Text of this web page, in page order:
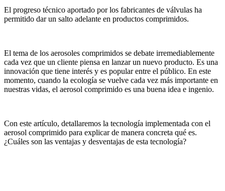
El progreso técnico aportado por los fabricantes de válvulas ha
permitido dar un salto adelante en productos comprimidos.
El tema de los aerosoles comprimidos se debate irremediablemente
cada vez que un cliente piensa en lanzar un nuevo producto. Es una
innovación que tiene interés y es popular entre el público. En este
momento, cuando la ecología se vuelve cada vez más importante en
nuestras vidas, el aerosol comprimido es una buena idea e ingenio.
Con este artículo, detallaremos la tecnología implementada con el
aerosol comprimido para explicar de manera concreta qué es.
¿Cuáles son las ventajas y desventajas de esta tecnología?